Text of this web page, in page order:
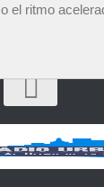
el ritmo